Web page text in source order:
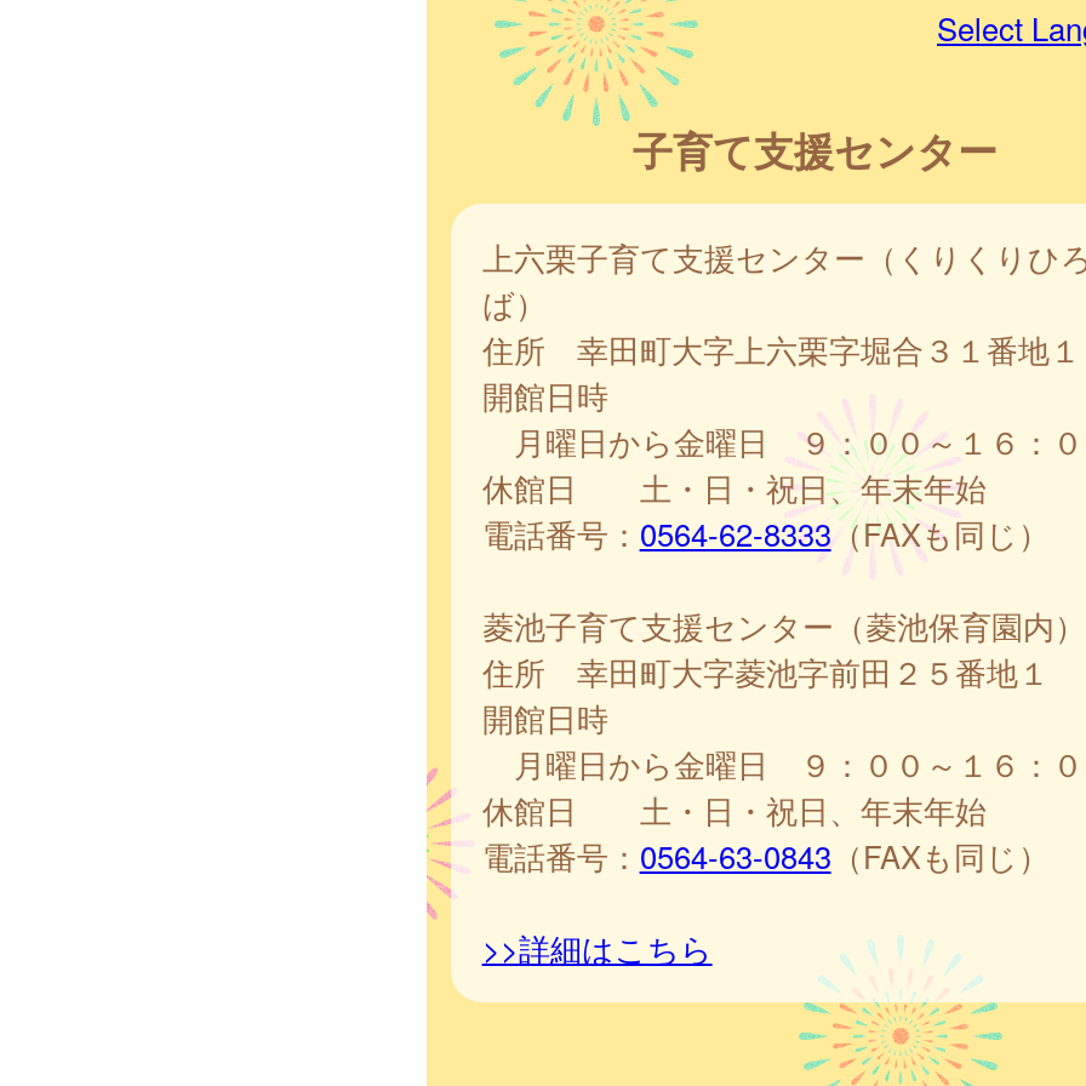
Select
子育て支援センター
上六栗子育て支援センター（くりくりひ
ば）
住所 幸田町大字上六栗字堀合３１番地１
開館日時
月曜日から金曜日 ９：００～１６：
休館日 土・日・祝日、年末年始
電話番号： 0564-62-8333（FAXも同じ）
菱池子育て支援センター（菱池保育園内）
住所 幸田町大字菱池字前田２５番地１
開館日時
月曜日から金曜日 ９：００～１６：
休館日 土・日・祝日、年末年始
電話番号： 0564-63-0843 （FAXも同じ）
>>詳細はこちら